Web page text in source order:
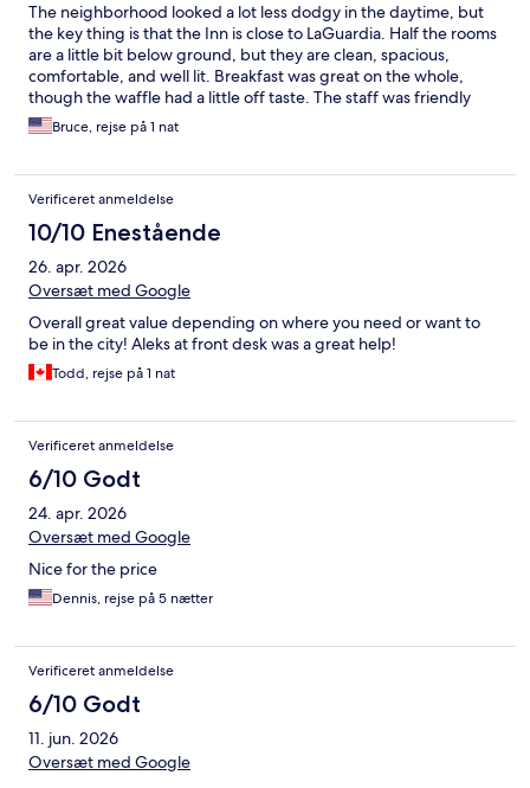
The neighborhood looked a lot less dodgy in the daytime, but
the key thing is that the Inn is close to LaGuardia. Half the rooms
are a little bit below ground, but they are clean, spacious,
comfortable, and well lit. Breakfast was great on the whole,
though the waffle had a little off taste. The staff was friendly
and competent, and there when I checked in at 12:15am.
Bruce, rejse på 1 nat
Verificeret anmeldelse
10/10 Enestående
26. apr. 2026
Oversæt med Google
Overall great value depending on where you need or want to
be in the city! Aleks at front desk was a great help!
Todd, rejse på 1 nat
Verificeret anmeldelse
6/10 Godt
24. apr. 2026
Oversæt med Google
Nice for the price
Dennis, rejse på 5 nætter
Verificeret anmeldelse
6/10 Godt
11. jun. 2026
Oversæt med Google